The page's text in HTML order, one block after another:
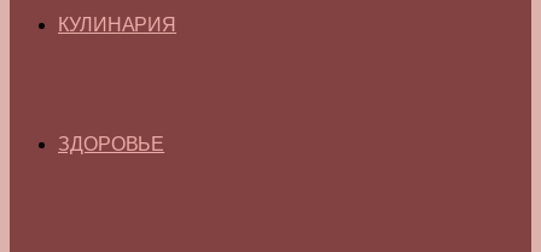
КУЛИНАРИЯ
ЗДОРОВЬЕ